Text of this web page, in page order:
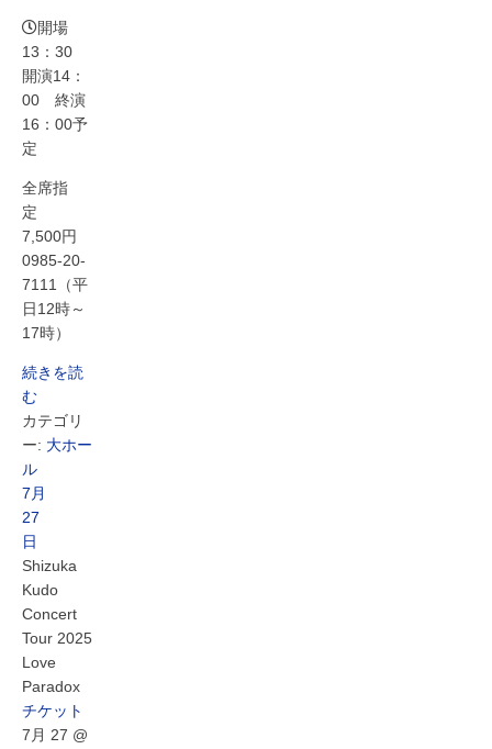
開場
13：30
開演14：
00 終演
16：00予
定
全席指
定
7,500円
0985-20-
7111（平
日12時～
17時）
続きを読
む
カテゴリ
ー: 大ホー
ル
7月
27
日
Shizuka
Kudo
Concert
Tour 2025
Love
Paradox
チケット
7月 27 @